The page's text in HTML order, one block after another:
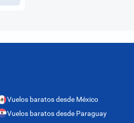
Vuelos baratos desde México
Vuelos baratos desde Paraguay